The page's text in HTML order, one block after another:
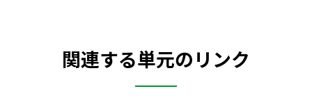
関連する単元のリンク